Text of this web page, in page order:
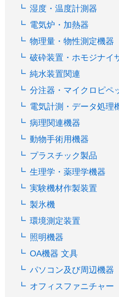
湿度・温度計測器
電気炉・加熱器
物理量・物性測定機器
破砕装置・ホモジナイ
純水装置関連
分注器・マイクロピペ
電気計測・データ処理
病理関連機器
動物手術用機器
プラスチック製品
生理学・薬理学機器
実験機材作製装置
製氷機
環境測定装置
照明機器
OA機器 文具
パソコン及び周辺機器
オフィスファニチャー